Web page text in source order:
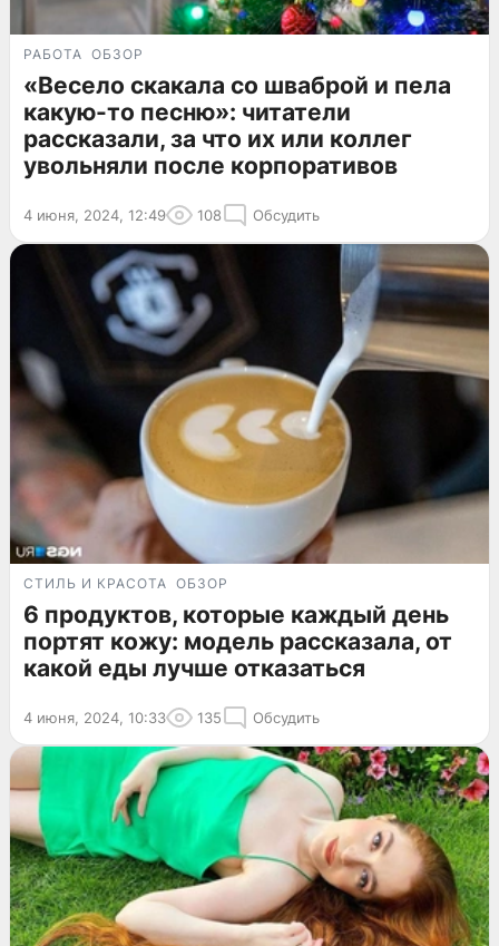
РАБОТА ОБЗОР
«Весело скакала со шваброй и пела
какую-то песню»: читатели
рассказали, за что их или коллег
увольняли после корпоративов
4 июня, 2024, 12:49 108 Обсудить
СТИЛЬ И КРАСОТА ОБЗОР
6 продуктов, которые каждый день
портят кожу: модель рассказала, от
какой еды лучше отказаться
4 июня, 2024, 10:33 135 Обсудить